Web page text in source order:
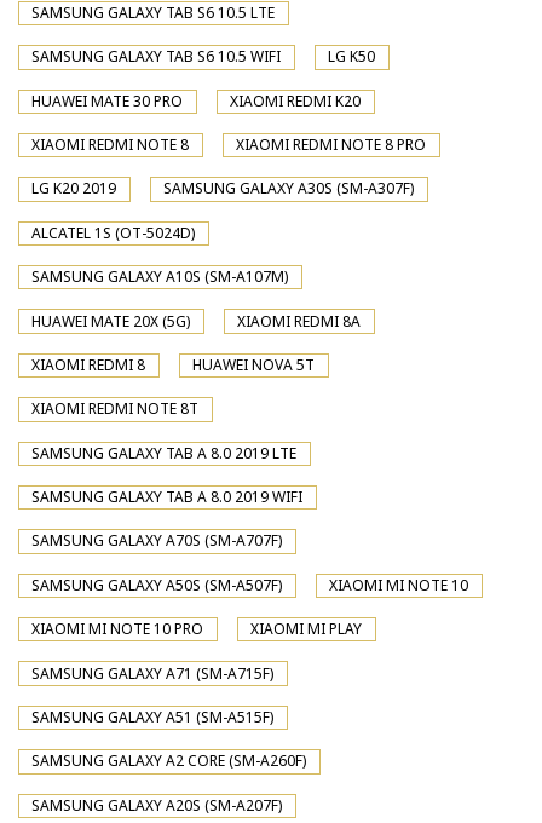
SAMSUNG GALAXY TAB S6 10.5 LTE
SAMSUNG GALAXY TAB S6 10.5 WIFI LG K50
HUAWEI MATE 30 PRO XIAOMI REDMI K20
XIAOMI REDMI NOTE 8 XIAOMI REDMI NOTE 8 PRO
LG K20 2019 SAMSUNG GALAXY A30S (SM-A307F)
ALCATEL 1S (OT-5024D)
SAMSUNG GALAXY A10S (SM-A107M)
HUAWEI MATE 20X (5G) XIAOMI REDMI 8A
XIAOMI REDMI 8 HUAWEI NOVA 5T
XIAOMI REDMI NOTE 8T
SAMSUNG GALAXY TAB A 8.0 2019 LTE
SAMSUNG GALAXY TAB A 8.0 2019 WIFI
SAMSUNG GALAXY A70S (SM-A707F)
SAMSUNG GALAXY A50S (SM-A507F) XIAOMI MI NOTE 10
XIAOMI MI NOTE 10 PRO XIAOMI MI PLAY
SAMSUNG GALAXY A71 (SM-A715F)
SAMSUNG GALAXY A51 (SM-A515F)
SAMSUNG GALAXY A2 CORE (SM-A260F)
SAMSUNG GALAXY A20S (SM-A207F)